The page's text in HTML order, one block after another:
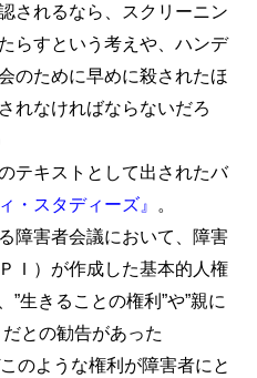
されるなら、スクリーニン
らすという考えや、ハンデ
のために早めに殺されたほ
れなければならないだろ
テキストとして出されたバ
・スタディーズ』 。
障害者会議において、障害
Ｉ）が作成した基本的人権
生きることの権利”や”親に
との勧告があった
のような権利が障害者にと